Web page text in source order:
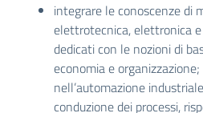
integrare le conoscenze di
elettrotecnica, elettronica
dedicati con le nozioni di
economia e
nell’automazione
conduzione dei processi,